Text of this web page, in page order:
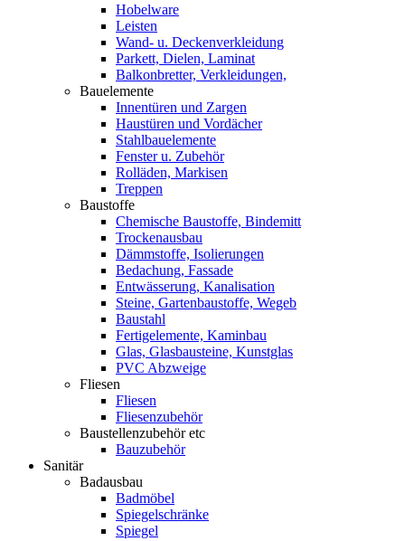
Hobelware
Leisten
Wand- u. Deckenverkleidung
Parkett, Dielen, Laminat
Balkonbretter, Verkleidungen,
Bauelemente
Innentüren und Zargen
Haustüren und Vordächer
Stahlbauelemente
Fenster u. Zubehör
Rolläden, Markisen
Treppen
Baustoffe
Chemische Baustoffe, Bindemitt
Trockenausbau
Dämmstoffe, Isolierungen
Bedachung, Fassade
Entwässerung, Kanalisation
Steine, Gartenbaustoffe, Wegeb
Baustahl
Fertigelemente, Kaminbau
Glas, Glasbausteine, Kunstglas
PVC Abzweige
Fliesen
Fliesen
Fliesenzubehör
Baustellenzubehör etc
Bauzubehör
Sanitär
Badausbau
Badmöbel
Spiegelschränke
Spiegel